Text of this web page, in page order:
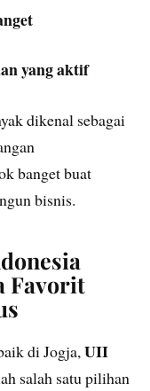
yang aktif
dikenal sebagai
banget buat
bisnis.
Favorit
di Jogja,UII
salah satu pilihan